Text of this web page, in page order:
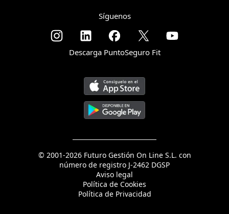
Síguenos
Descarga PuntoSeguro Fit
© 2001-2026 Futuro Gestión On Line S.L. con
número de registro J-2462 DGSP
Aviso legal
Política de Cookies
Política de Privacidad